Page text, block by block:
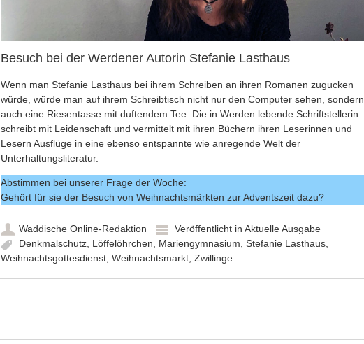
Besuch bei der Werdener Autorin Stefanie Lasthaus
Wenn man Stefanie Lasthaus bei ihrem Schreiben an ihren Romanen zugucken
würde, würde man auf ihrem Schreibtisch nicht nur den Computer sehen, sondern
auch eine Riesentasse mit duftendem Tee. Die in Werden lebende Schriftstellerin
schreibt mit Leidenschaft und vermittelt mit ihren Büchern ihren Leserinnen und
Lesern Ausflüge in eine ebenso entspannte wie anregende Welt der
Unterhaltungsliteratur.
Abstimmen bei unserer Frage der Woche:
Gehört für sie der Besuch von Weihnachtsmärkten zur Adventszeit dazu?
Waddische Online-Redaktion Veröffentlicht in Aktuelle Ausgabe
Denkmalschutz, Löffelöhrchen, Mariengymnasium, Stefanie Lasthaus,
Weihnachtsgottesdienst, Weihnachtsmarkt, Zwillinge